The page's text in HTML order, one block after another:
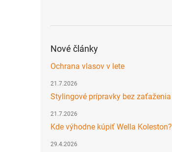
Nové články
Ochrana vlasov v lete
21.7.2026
Stylingové prípravky bez zaťaženia
21.7.2026
Kde výhodne kúpiť Wella Koleston?
29.4.2026